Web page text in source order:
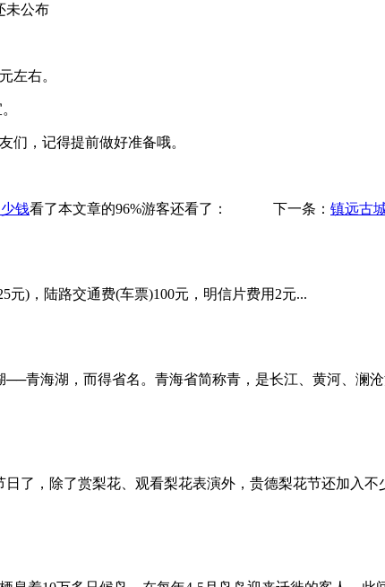
未公布
左右。
们，记得提前做好准备哦。
钱 下一条： 镇远古
看了本文章的96%游客还看了：
)，陆路交通费(车票)100元，明信片费用2元...
青海湖，而得省名。青海省简称青，是长江、黄河、澜
了，除了赏梨花、观看梨花表演外，贵德梨花节还加入